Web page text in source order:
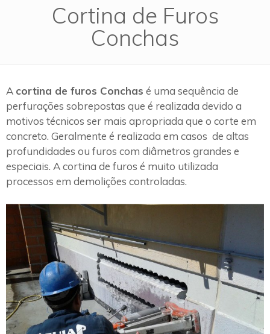
Cortina de Furos
Conchas
A cortina de furos Conchas é uma sequência de
perfurações sobrepostas que é realizada devido a
motivos técnicos ser mais apropriada que o corte em
concreto. Geralmente é realizada em casos de altas
profundidades ou furos com diâmetros grandes e
especiais. A cortina de furos é muito utilizada
processos em demolições controladas.